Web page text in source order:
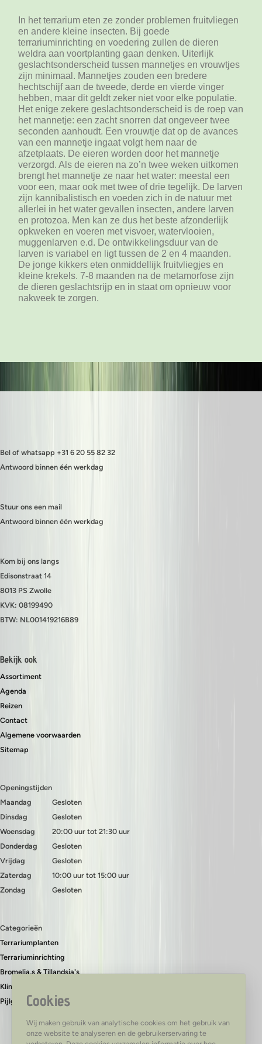
Cookies
Wij maken gebruik van analytische cookies om het gebruik van
onze website te analyseren en de gebruikerservaring te
In het terrarium eten ze zonder problemen fruitvliegen
en andere kleine insecten. Bij goede
terrariuminrichting en voedering zullen de dieren
weldra aan voortplanting gaan denken. Uiterlijk
geslachtsonderscheid tussen mannetjes en vrouwtjes
zijn minimaal. Mannetjes zouden een bredere
hechtschijf aan de tweede, derde en vierde vinger
hebben, maar dit geldt zeker niet voor elke populatie.
Het enige zekere geslachtsonderscheid is de roep van
het mannetje: een zacht snorren dat ongeveer twee
seconden aanhoudt. Een vrouwtje dat op de avances
van een mannetje ingaat volgt hem naar de
afzetplaats. De eieren worden door het mannetje
verzorgd. Als de eieren na zo’n twee weken uitkomen
brengt het mannetje ze naar het water: meestal een
voor een, maar ook met twee of drie tegelijk. De larven
zijn kannibalistisch en voeden zich in de natuur met
allerlei in het water gevallen insecten, andere larven
en protozoa. Men kan ze dus het beste afzonderlijk
opkweken en voeren met visvoer, watervlooien,
muggenlarven e.d. De ontwikkelingsduur van de
larven is variabel en ligt tussen de 2 en 4 maanden.
De jonge kikkers eten onmiddellijk fruitvliegjes en
kleine krekels. 7-8 maanden na de metamorfose zijn
de dieren geslachtsrijp en in staat om opnieuw voor
nakweek te zorgen.
Bel of whatsapp +31 6 20 55 82 32
Antwoord binnen één werkdag
Stuur ons een mail
Antwoord binnen één werkdag
Kom bij ons langs
Edisonstraat 14
8013 PS Zwolle
KVK: 08199490
BTW: NL001419216B89
Bekijk ook
Assortiment
Agenda
Reizen
Contact
Algemene voorwaarden
Sitemap
Openingstijden
Maandag
Dinsdag
Woensdag
Donderdag
Vrijdag
Zaterdag
Zondag
Gesloten
Gesloten
20:00 uur tot 21:30 uur
Gesloten
Gesloten
10:00 uur tot 15:00 uur
Gesloten
Categorieën
Terrariumplanten
Terrariuminrichting
Bromelia,s & Tillandsia's
Klimplanten & bodembedekkers
Pijlgifkikkers